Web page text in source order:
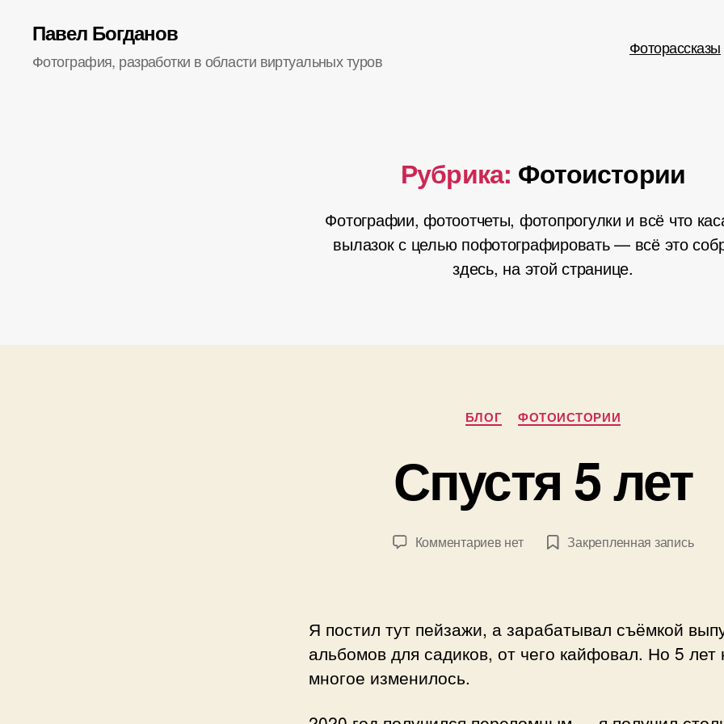
Павел Богданов
Фотография, разработки в области виртуальных туров
Фоторассказы
Рубрика: Фотоистории
Фотографии, фотоотчеты, фотопрогулки и всё что
вылазок с целью пофотографировать — всё это
здесь, на этой странице.
Рубрики
БЛОГ ФОТОИСТОРИИ
Спустя 5 лет
Автор
записи
о
П
а
л
д
а
Дата
записи
8
.
1
.
Комментариевкнет Закрепленная запись
Я постил тут пейзажи, а зарабатывал съёмкой
альбомов для садиков, от чего кайфовал. Но 5 лет
многое изменилось.